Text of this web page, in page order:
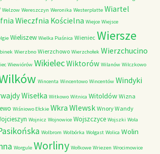
Welzow Wereszczyn Weronika Westerplatte Wiartel
Wieczfnia Kościelna Wiejce Wiejsce
Wieliszew Wielka Piaśnica Wieniec Wiersze
Wierzbno Wierzchowo Wierzchołek Wierzchucino
Wiewiórów WikielecWiktorów Wilanów Wilczkowo
Wincenta Wincentowo Wincentów Windyki
Wisełka Witkowo Witnica Witoldów Wizna
Wiśniowo Ełckie Wkra Wlewsk Wnory Wandy
Wojnicz Wojnowice Wojszczyce Wojszki Wola
Wolbrom Wolbórka Wolgast Wolica Wolin
Worgule Worliny Wołkowe Wriezen Wrocimowice